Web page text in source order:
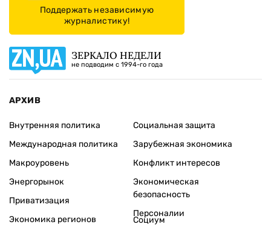
Поддержать независимую
журналистику!
ЗЕРКАЛО НЕДЕЛИ
не подводим с 1994-го года
АРХИВ
Внутренняя политика
Международная политика
Макроуровень
Энергорынок
Приватизация
Экономика регионов
Социальная защита
Зарубежная экономика
Конфликт интересов
Экономическая
безопасность
Персоналии
Социум